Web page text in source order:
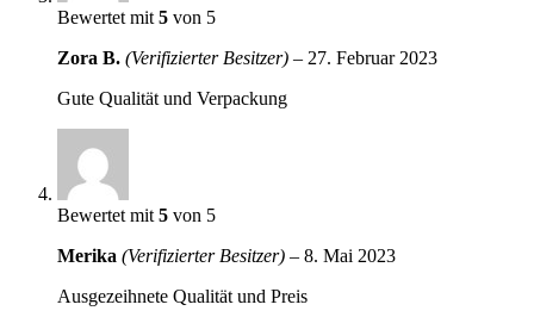
Bewertet mit 5 von 5
Zora B. (Verifizierter Besitzer) – 27. Februar 2023
Gute Qualität und Verpackung
Bewertet mit 5 von 5
Merika (Verifizierter Besitzer) – 8. Mai 2023
Ausgezeihnete Qualität und Preis